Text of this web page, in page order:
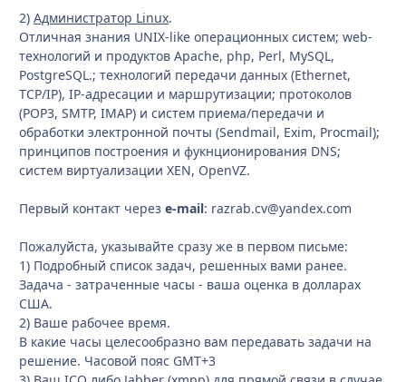
2) Администратор Linux.
Отличная знания UNIX-like операционных систем; web-
технологий и продуктов Apache, php, Perl, MySQL,
PostgreSQL.; технологий передачи данных (Ethernet,
TCP/IP), IP-адресации и маршрутизации; протоколов
(POP3, SMTP, IMAP) и систем приема/передачи и
обработки электронной почты (Sendmail, Exim, Procmail);
принципов построения и фукнционирования DNS;
систем виртуализации XEN, OpenVZ.
Первый контакт через e-mail: razrab.cv@yandex.com
Пожалуйста, указывайте сразу же в первом письме:
1) Подробный список задач, решенных вами ранее.
Задача - затраченные часы - ваша оценка в долларах
США.
2) Ваше рабочее время.
В какие часы целесообразно вам передавать задачи на
решение. Часовой пояс GMT+3